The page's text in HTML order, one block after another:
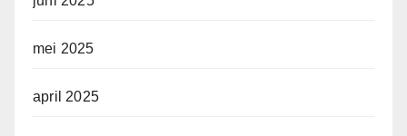
mei 2025
april 2025